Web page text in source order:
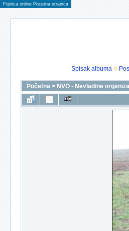
Fojnica online Pocetna stranica
Spisak albuma
Početna > NVO - Nevladine